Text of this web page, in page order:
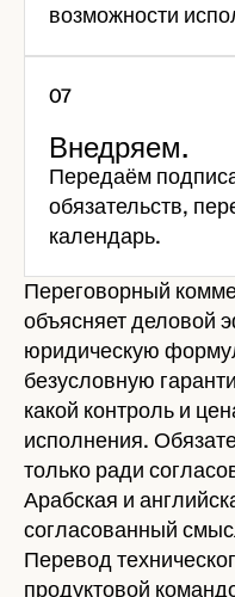
возможности
Внедряем.
Передаём
обязательств,
календарь.
Переговорный
объясняет деловой
юридическую
безусловную
какой контроль и
исполнения.
только ради
Арабская и
согласованный
Перевод
продуктовой